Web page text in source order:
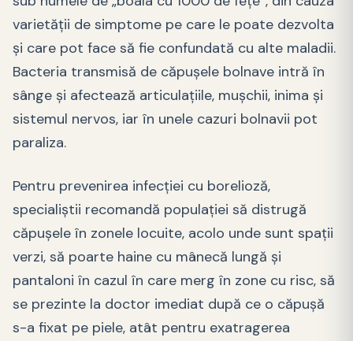
varietăţii de simptome pe care le poate dezvolta
şi care pot face să fie confundată cu alte maladii.
Bacteria transmisă de căpuşele bolnave intră în
sânge şi afectează articulaţiile, muşchii, inima şi
sistemul nervos, iar în unele cazuri bolnavii pot
paraliza.
Pentru prevenirea infecţiei cu borelioză,
specialiştii recomandă populaţiei să distrugă
căpuşele în zonele locuite, acolo unde sunt spaţii
verzi, să poarte haine cu mânecă lungă şi
pantaloni în cazul în care merg în zone cu risc, să
se prezinte la doctor imediat după ce o căpuşă
s-a fixat pe piele, atât pentru exatragerea